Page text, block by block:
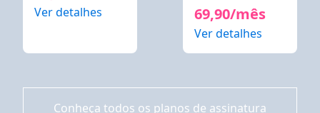
Ver detalhes
69,90/mês
Ver detalhes
Conheça todos os planos de assinatura